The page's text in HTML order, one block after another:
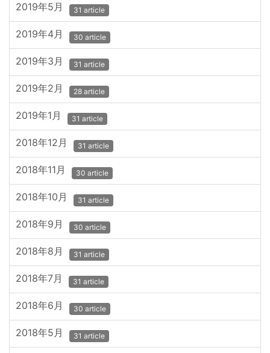
2019年5月 31 article
2019年4月 30 article
2019年3月 31 article
2019年2月 28 article
2019年1月 31 article
2018年12月 31 article
2018年11月 30 article
2018年10月 31 article
2018年9月 30 article
2018年8月 31 article
2018年7月 31 article
2018年6月 30 article
2018年5月 31 article